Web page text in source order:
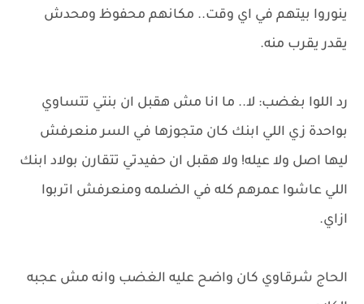
ينوروا بيتهم في اي وقت.. مكانهم محفوظ ومحدش
يقدر يقرب منه.
رد اللوا بغضب: لا.. ما انا مش هقبل ان بنتي تتساوي
بواحدة زي اللي ابنك كان متجوزها في السر منعرفش
ليها اصل ولا عيله! ولا هقبل ان حفيدتي تتقارن بولاد ابنك
اللي عاشوا عمرهم كله في الضلمه ومنعرفش اتربوا
ازاي.
الحاج شرقاوي كان واضح عليه الغضب وانه مش عجبه